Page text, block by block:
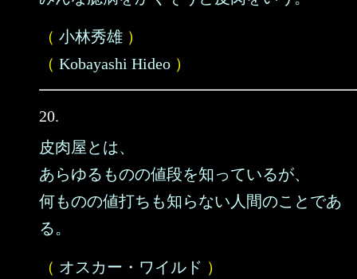
（ 小林秀雄 ）
（ Kobayashi Hideo ）
20.
皮肉屋とは、
あらゆるものの値段を知っているが、
何ものの値打ちも知らない人間のことであ
る。
（ オスカー・ワイルド ）